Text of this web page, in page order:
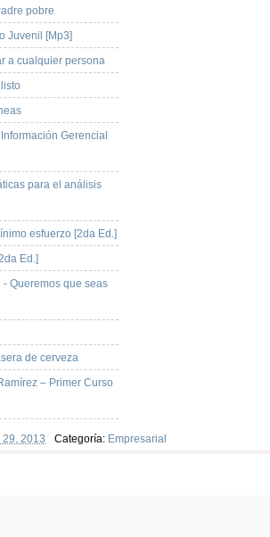
pobre
Juvenil [Mp3]
a cualquier persona
Gerencial
para el análisis
esfuerzo [2da Ed.]
Ed.]
Queremos que seas
de cerveza
– Primer Curso
29, 2013 Categoría: Empresarial